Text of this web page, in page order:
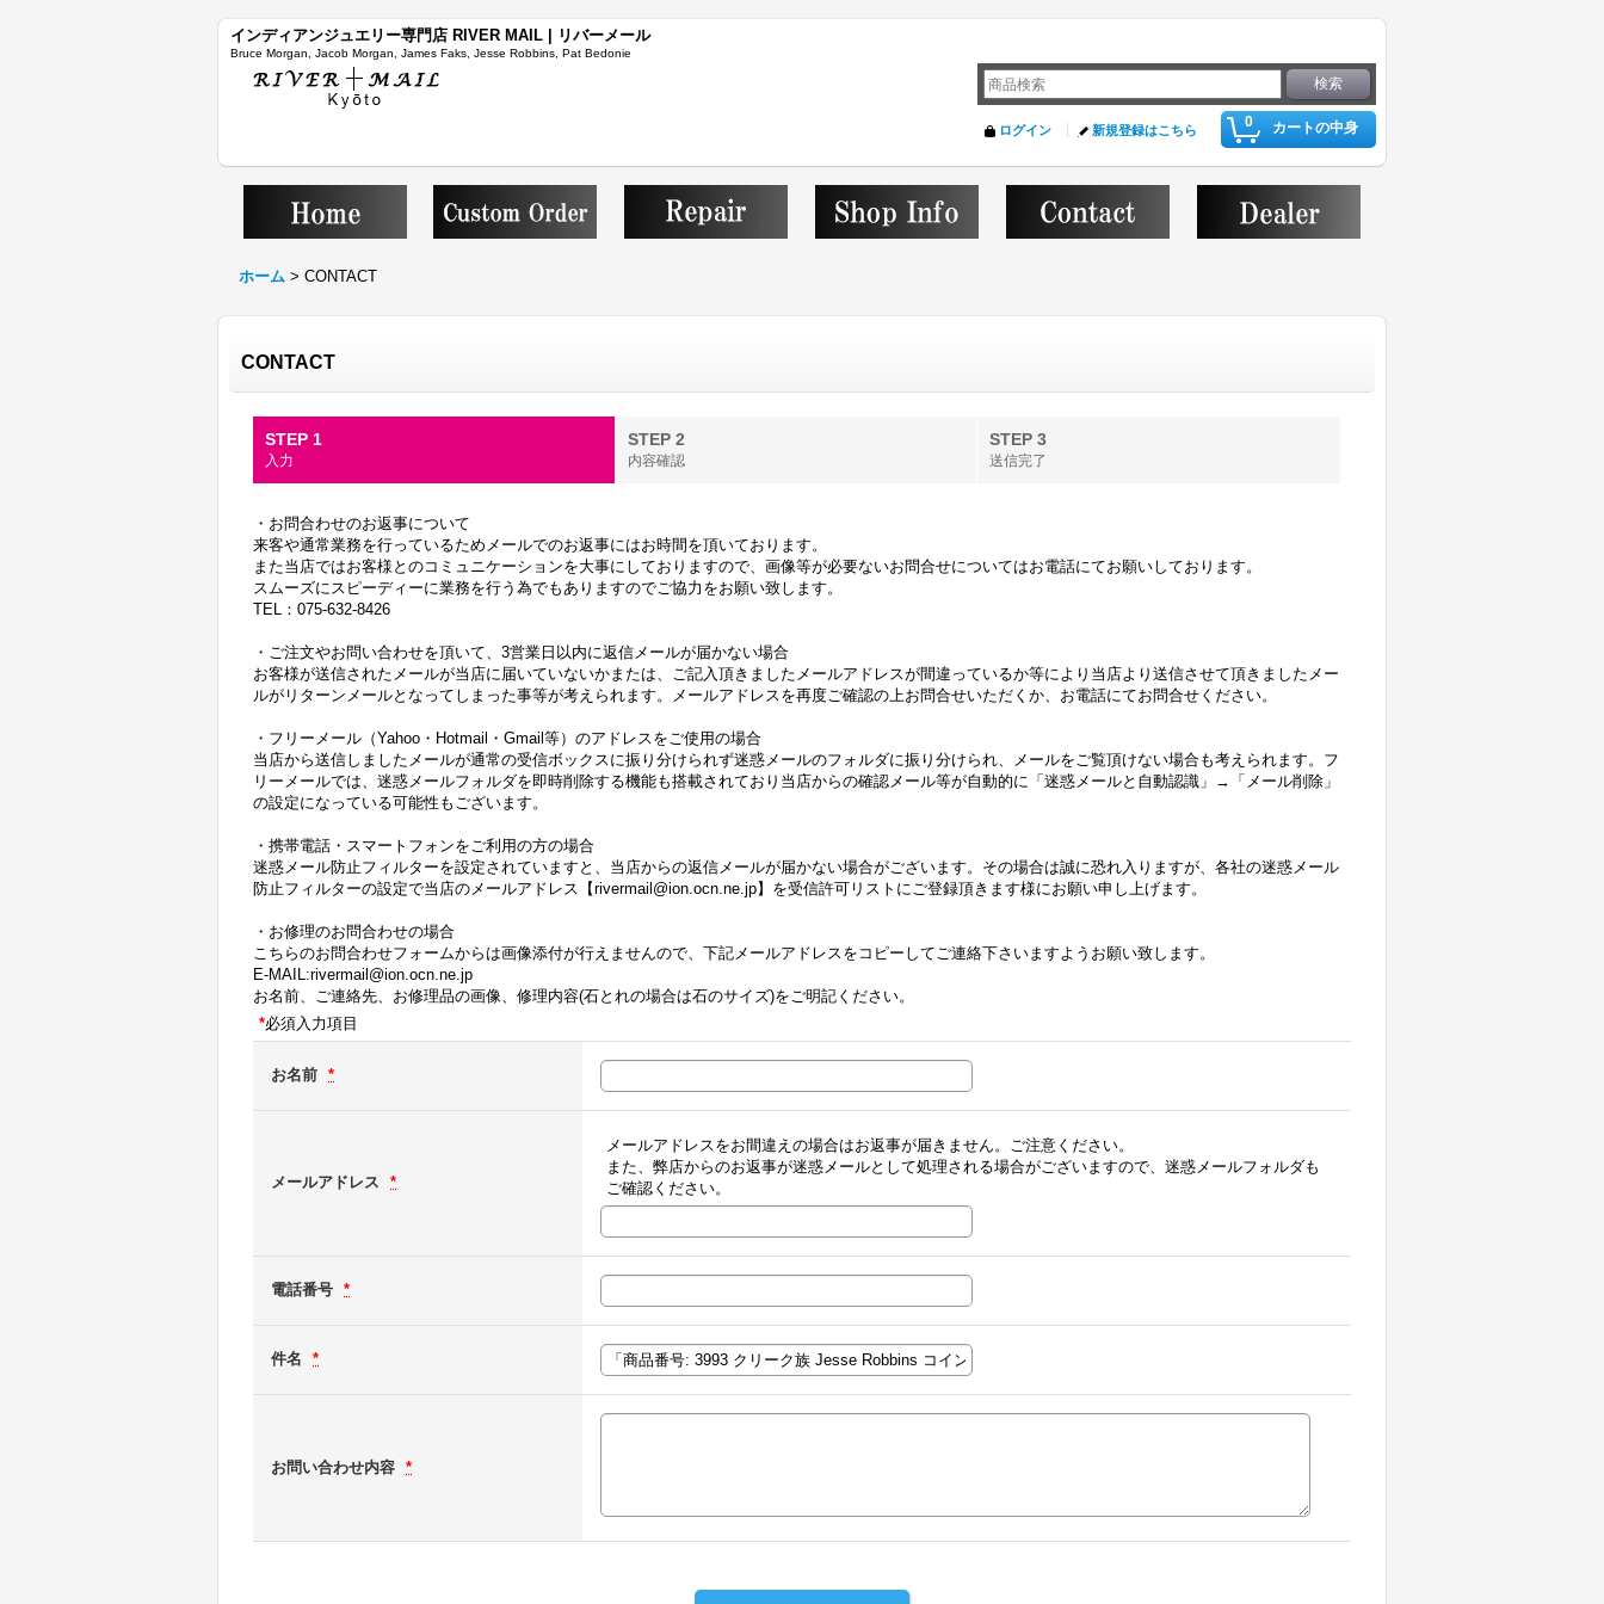
インディアンジュエリー専門店 RIVER MAIL | リバーメール
Bruce Morgan, Jacob Morgan, James Faks, Jesse Robbins, Pat Bedonie
0 カートの中身
ログイン 新規登録はこちら
ホーム > CONTACT
CONTACT
STEP 1
入力
STEP 2
内容確認
STEP 3
送信完了
・お問合わせのお返事について
来客や通常業務を行っているためメールでのお返事にはお時間を頂いております。
また当店ではお客様とのコミュニケーションを大事にしておりますので、画像等が必要ないお問合せについてはお電話にてお願いしております。
スムーズにスピーディーに業務を行う為でもありますのでご協力をお願い致します。
TEL：075-632-8426
・ご注文やお問い合わせを頂いて、3営業日以内に返信メールが届かない場合
お客様が送信されたメールが当店に届いていないかまたは、ご記入頂きましたメールアドレスが間違っているか等により当店より送信させて頂きましたメー
ルがリターンメールとなってしまった事等が考えられます。メールアドレスを再度ご確認の上お問合せいただくか、お電話にてお問合せください。
・フリーメール（Yahoo・Hotmail・Gmail等）のアドレスをご使用の場合
当店から送信しましたメールが通常の受信ボックスに振り分けられず迷惑メールのフォルダに振り分けられ、メールをご覧頂けない場合も考えられます。フ
リーメールでは、迷惑メールフォルダを即時削除する機能も搭載されており当店からの確認メール等が自動的に「迷惑メールと自動認識」→「メール削除」
の設定になっている可能性もございます。
・携帯電話・スマートフォンをご利用の方の場合
迷惑メール防止フィルターを設定されていますと、当店からの返信メールが届かない場合がございます。その場合は誠に恐れ入りますが、各社の迷惑メール
防止フィルターの設定で当店のメールアドレス【rivermail@ion.ocn.ne.jp】を受信許可リストにご登録頂きます様にお願い申し上げます。
・お修理のお問合わせの場合
こちらのお問合わせフォームからは画像添付が行えませんので、下記メールアドレスをコピーしてご連絡下さいますようお願い致します。
E-MAIL:rivermail@ion.ocn.ne.jp
お名前、ご連絡先、お修理品の画像、修理内容(石とれの場合は石のサイズ)をご明記ください。
*必須入力項目
お名前 *
メールアドレス *
メールアドレスをお間違えの場合はお返事が届きません。ご注意ください。
また、弊店からのお返事が迷惑メールとして処理される場合がございますので、迷惑メールフォルダも
ご確認ください。
電話番号 *
件名 *
お問い合わせ内容 *